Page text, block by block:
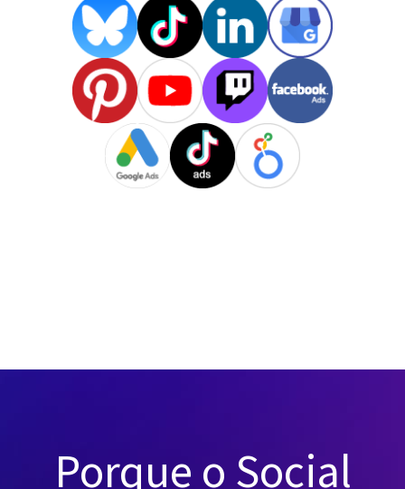
Porque o Social